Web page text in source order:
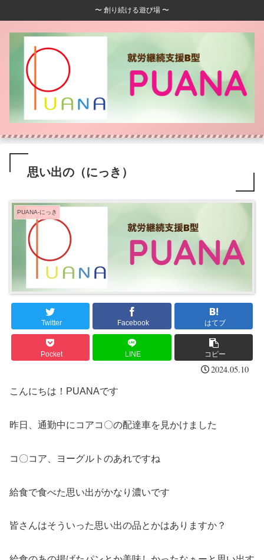
〜 創り続ける遊び場 〜
思い出の（にっき）
PUANA-にっき
Twitter Facebook はてブ
Pocket LINE コピー
2024.05.10
こんにちは！PUANAです
昨日、通勤中にコアコ〇の配達車を見かけました
コ〇コア、ヨーグルトのあれですね
給食で食べた思い出がかなり濃いです
皆さんはそういった思い出の品とかはありますか？